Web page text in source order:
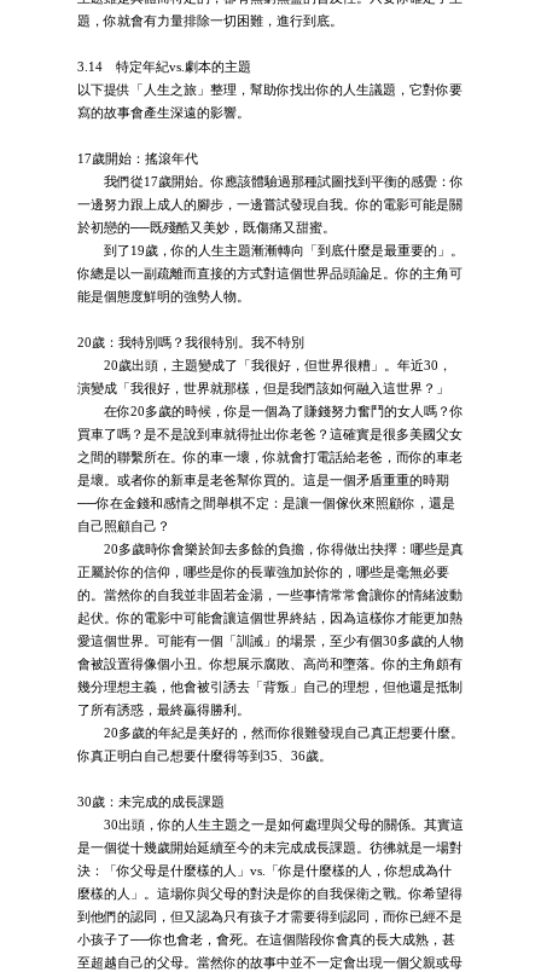
題，你就會有力量排除一切困難，進行到底。
3.14 特定年紀vs.劇本的主題
以下提供「人生之旅」整理，幫助你找出你的人生議題，它對你要
寫的故事會產生深遠的影響。
17歲開始：搖滾年代
我們從17歲開始。你應該體驗過那種試圖找到平衡的感覺：你
一邊努力跟上成人的腳步，一邊嘗試發現自我。你的電影可能是關
於初戀的──既殘酷又美妙，既傷痛又甜蜜。
到了19歲，你的人生主題漸漸轉向「到底什麼是最重要的」。
你總是以一副疏離而直接的方式對這個世界品頭論足。你的主角可
能是個態度鮮明的強勢人物。
20歲：我特別嗎？我很特別。我不特別
20歲出頭，主題變成了「我很好，但世界很糟」。年近30，
演變成「我很好，世界就那樣，但是我們該如何融入這世界？」
在你20多歲的時候，你是一個為了賺錢努力奮鬥的女人嗎？你
買車了嗎？是不是說到車就得扯出你老爸？這確實是很多美國父女
之間的聯繫所在。你的車一壞，你就會打電話給老爸，而你的車老
是壞。或者你的新車是老爸幫你買的。這是一個矛盾重重的時期
──你在金錢和感情之間舉棋不定：是讓一個傢伙來照顧你，還是
自己照顧自己？
20多歲時你會樂於卸去多餘的負擔，你得做出抉擇：哪些是真
正屬於你的信仰，哪些是你的長輩強加於你的，哪些是毫無必要
的。當然你的自我並非固若金湯，一些事情常常會讓你的情緒波動
起伏。你的電影中可能會讓這個世界終結，因為這樣你才能更加熱
愛這個世界。可能有一個「訓誡」的場景，至少有個30多歲的人物
會被設置得像個小丑。你想展示腐敗、高尚和墮落。你的主角頗有
幾分理想主義，他會被引誘去「背叛」自己的理想，但他還是抵制
了所有誘惑，最終贏得勝利。
20多歲的年紀是美好的，然而你很難發現自己真正想要什麼。
你真正明白自己想要什麼得等到35、36歲。
30歲：未完成的成長課題
30出頭，你的人生主題之一是如何處理與父母的關係。其實這
是一個從十幾歲開始延續至今的未完成成長課題。彷彿就是一場對
決：「你父母是什麼樣的人」vs.「你是什麼樣的人，你想成為什
麼樣的人」。這場你與父母的對決是你的自我保衛之戰。你希望得
到他們的認同，但又認為只有孩子才需要得到認同，而你已經不是
小孩子了──你也會老，會死。在這個階段你會真的長大成熟，甚
至超越自己的父母。當然你的故事中並不一定會出現一個父親或母